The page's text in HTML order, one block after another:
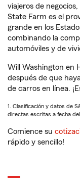
viajeros de
State Farm es el
grande en los
combinando la
automóviles y de
Will Washington en
después de que
de carros en línea.
1. Clasificación y datos de
directas escritas a fecha del
Comience su
rápido y sencillo!